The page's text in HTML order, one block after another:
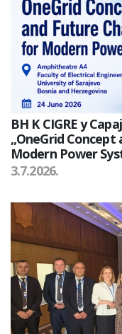
BH K CIGRE у
„OneGrid
Modern Power
3.7.2026.